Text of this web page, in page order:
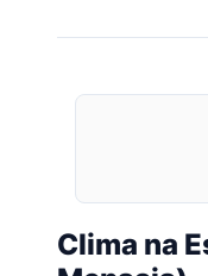
Clima na